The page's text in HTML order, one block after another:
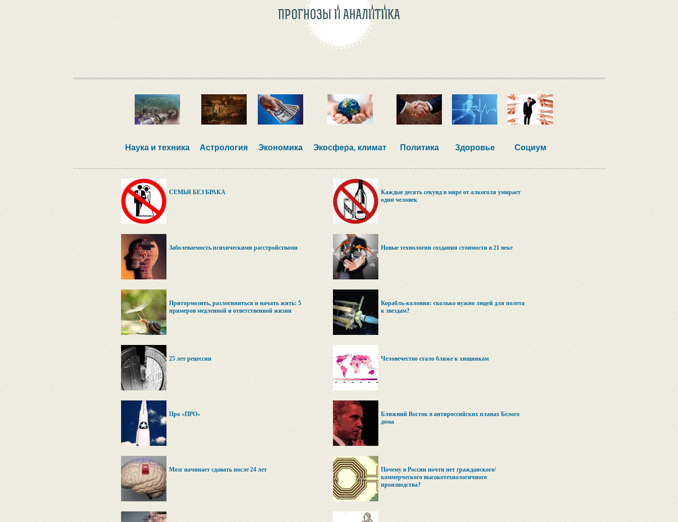
ПРОГНОЗЫ И АНАЛИТИКА
Наука и техника Астрология Экономика Экосфера, климат Политика Здоровье Социум
СЕМЬЯ БЕЗ БРАКА
Каждые десять секунд в мире от алкоголя умирает
один человек
Заболеваемость психическими расстройствами Новые технологии создания стоимости в 21 веке
Притормозить, разлогиниться и начать жить: 5
примеров медленной и ответственной жизни
Корабль-колония: сколько нужно людей для полета
к звездам?
25 лет рецессии Человечество стало ближе к хищникам
Про «ПРО»
Ближний Восток в антироссийских планах Белого
дома
Мозг начинает сдавать после 24 лет
Почему в России почти нет гражданского/
коммерческого высокотехнологичного
производства?